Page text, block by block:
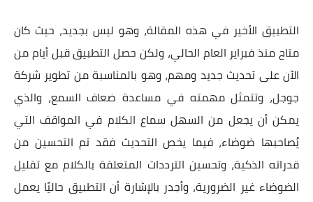
التطبيق الأخير في هذه المقالة، وهو ليس بجديد، حيث كان
متاح منذ فبراير العام الحالي، ولكن حصل التطبيق قبل أيام من
الآن على تحديث جديد ومهم، وهو بالمناسبة من تطوير شركة
جوجل، وتتمثل مهمته في مساعدة ضعاف السمع، والذي
يمكن أن يجعل من السهل سماع الكلام في المواقف التي
يُصاحبها ضوضاء، فيما يخص التحديث فقد تم التحسين من
قدراته الذكية، وتحسين الترددات المتعلقة بالكلام مع تقليل
الضوضاء غير الضرورية، وأجدر بالإشارة أن التطبيق حاليًا يعمل